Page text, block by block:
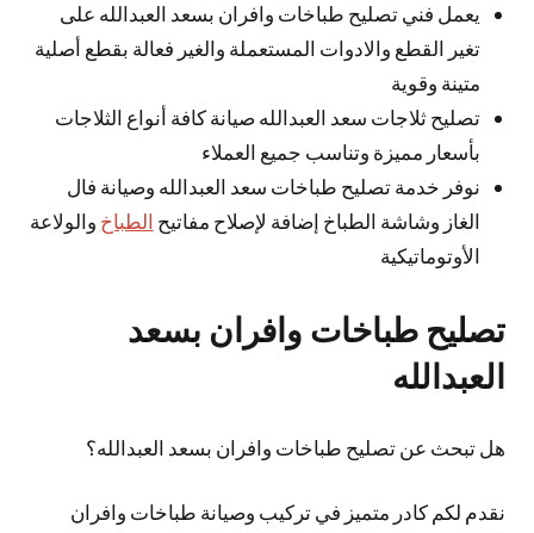
يعمل فني تصليح طباخات وافران بسعد العبدالله على
تغير القطع والادوات المستعملة والغير فعالة بقطع أصلية
متينة وقوية
تصليح ثلاجات سعد العبدالله صيانة كافة أنواع الثلاجات
بأسعار مميزة وتناسب جميع العملاء
نوفر خدمة تصليح طباخات سعد العبدالله وصيانة فال
الغاز وشاشة الطباخ إضافة لإصلاح مفاتيح الطباخ والولاعة
الأوتوماتيكية
تصليح طباخات وافران بسعد
العبدالله
هل تبحث عن تصليح طباخات وافران بسعد العبدالله؟
نقدم لكم كادر متميز في تركيب وصيانة طباخات وافران